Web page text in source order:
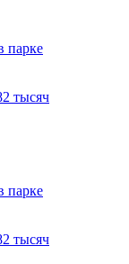
парке
тысяч
парке
тысяч